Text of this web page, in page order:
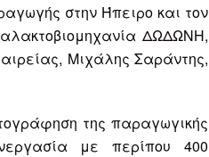
στην Ήπειρο και τον
ΔΩΔΩΝΗ,
Μιχάλης Σαράντης,
της παραγωγικής
με περίπου 400